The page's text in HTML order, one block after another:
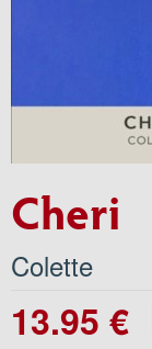
Cheri
Colette
13.95 €